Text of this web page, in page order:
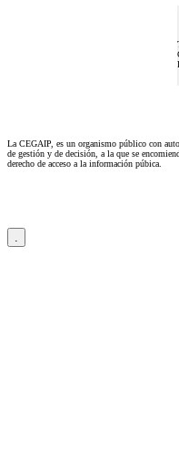
La CEGAIP, es un organismo público con
de gestión y de decisión, a la que se
derecho de acceso a la información púbica.